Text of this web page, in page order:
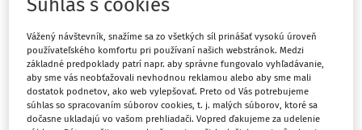
Termíny a povinnosti riaditeľa školy na jún
Prinášame prehľad dôležitých termínov, aktivít a
povinností, na ktoré treba myslieť v mesiaci jún.
PaedDr. Katarína Písečná
Vydané:8. 6. 2026 / 1 minúta čítania
Súhlas s cookies
Vážený návštevník, snažíme sa zo všetkých síl prinášať vysokú úroveň
používateľského komfortu pri používaní našich webstránok. Medzi
základné predpoklady patrí napr. aby správne fungovalo vyhľadávanie,
aby sme vás neobťažovali nevhodnou reklamou alebo aby sme mali
dostatok podnetov, ako web vylepšovať. Preto od Vás potrebujeme
súhlas so spracovaním súborov cookies, t. j. malých súborov, ktoré sa
dočasne ukladajú vo vašom prehliadači. Vopred ďakujeme za udelenie